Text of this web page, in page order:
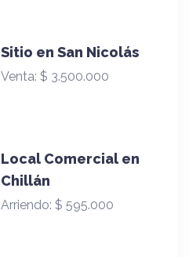
Sitio en San Nicolás
Venta:$ 3.500.000
Local Comercial en
Chillán
Arriendo:$ 595.000